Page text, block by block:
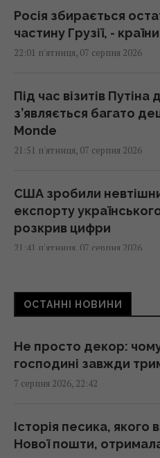
Росія збирається
частину Грузії, -
22:01 п'ятниця, 07 серпня 2026
Під час візитів Путіна
з’являється багато
Monde
21:51 п'ятниця, 07 серпня 2026
США зробили
експорту
розкрив цифри
21:41 п'ятниця, 07 серпня 2026
В результаті атаки
склад засобів
РЕБ не замінить
про найбільшу
Що станеться з
ОСТАННІ НОВИНИ
Не просто декор:
господині завжди
7 серпня 2026, 22:42
Історія песика,
Нової пошти,